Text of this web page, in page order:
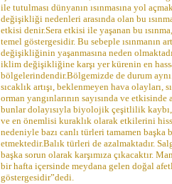
ile tutulması dünyanın ısınmasına yol
değişikliği nedenleri arasında olan bu
etkisi denir.Sera etkisi ile yaşanan bu
temel göstergesidir. Bu sebeple ısınmanın
değişikliğinin yaşanmasına neden
iklim değişikliğine karşı yer kürenin en
bölgelerindendir.Bölgemizde de durum
sıcaklık artışı, beklenmeyen hava olayları,
orman yangınlarının sayısında ve etkisinde
bunlar dolayısıyla biyolojik çeşitlilik
ve en önemlisi kuraklık olarak etkilerini
nedeniyle bazı canlı türleri tamamen başka
etmektedir.Balık türleri de azalmaktadır.
başka sorun olarak karşımıza çıkacaktır.
bir hafta içersinde meydana gelen doğal
göstergesidir”dedi.